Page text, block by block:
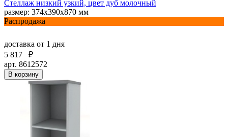
Стеллаж низкий узкий, цвет дуб молочный
размер: 374х390х870 мм
Распродажа
доставка от 1 дня
5 817
₽
арт. 8612572
В корзину